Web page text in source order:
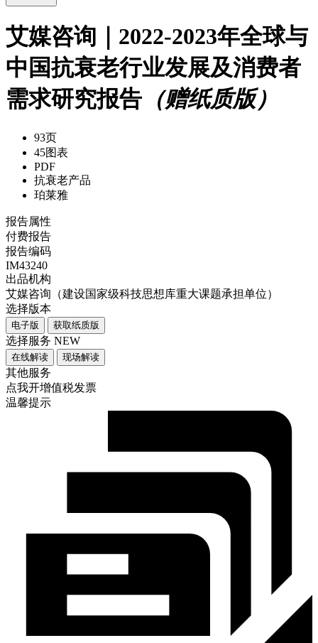
艾媒咨询｜2022-2023年全球与
中国抗衰老行业发展及消费者
需求研究报告 （赠纸质版）
93页
45图表
PDF
抗衰老产品
珀莱雅
报告属性
付费报告
报告编码
IM43240
出品机构
艾媒咨询（建设国家级科技思想库重大课题承担单位）
选择版本
电子版 获取纸质版
选择服务 NEW
在线解读 现场解读
其他服务
点我开增值税发票
温馨提示